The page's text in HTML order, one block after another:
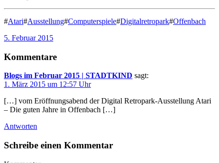
#Atari#Ausstellung#Computerspiele#Digitalretropark#Offenbach
5. Februar 2015
Kommentare
Blogs im Februar 2015 | STADTKIND sagt:
1. März 2015 um 12:57 Uhr
[…] vom Eröffnungsabend der Digital Retropark-Ausstellung Atari
– Die guten Jahre in Offenbach […]
Antworten
Schreibe einen Kommentar